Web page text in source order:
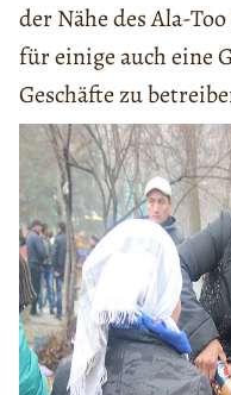
der Nähe des Ala-
für einige auch eine
Geschäfte zu